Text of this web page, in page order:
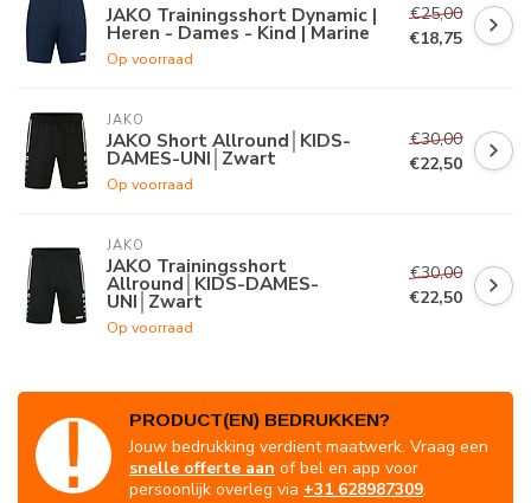
JAKO Trainingsshort Dynamic |
Heren - Dames - Kind | Marine
Op voorraad
€25,00
€18,75
JAKO
JAKO Short Allround│KIDS-
DAMES-UNI│Zwart
Op voorraad
€30,00
€22,50
JAKO
JAKO Trainingsshort
Allround│KIDS-DAMES-
UNI│Zwart
Op voorraad
€30,00
€22,50
PRODUCT(EN) BEDRUKKEN?
Jouw bedrukking verdient maatwerk. Vraag een
snelle offerte aan of bel en app voor
persoonlijk overleg via +31 628987309.